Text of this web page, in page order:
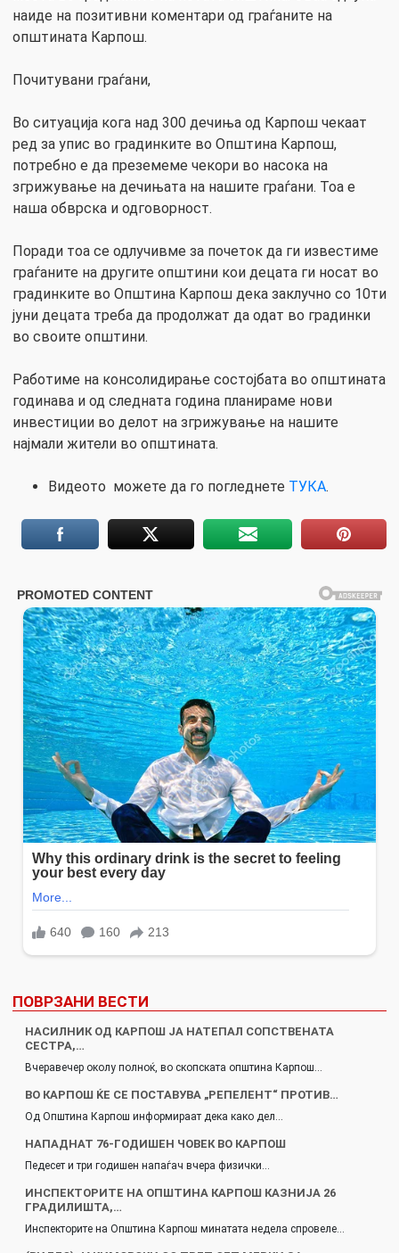
наиде на позитивни коментари од граѓаните на
општината Карпош.
Почитувани граѓани,
Во ситуација кога над 300 дечиња од Карпош чекаат
ред за упис во градинките во Општина Карпош,
потребно е да преземеме чекори во насока на
згрижување на дечињата на нашите граѓани. Тоа е
наша обврска и одговорност.
Поради тоа се одлучивме за почеток да ги известиме
граѓаните на другите општини кои децата ги носат во
градинките во Општина Карпош дека заклучно со 10ти
јуни децата треба да продолжат да одат во градинки
во своите општини.
Работиме на консолидирање состојбата во општината
годинава и од следната година планираме нови
инвестиции во делот на згрижување на нашите
најмали жители во општината.
Видеото можете да го погледнете ТУКА.
ПОВРЗАНИ ВЕСТИ
НАСИЛНИК ОД КАРПОШ ЈА НАТЕПАЛ СОПСТВЕНАТА
СЕСТРА,…
Вчеравечер околу полноќ, во скопската општина Карпош…
ВО КАРПОШ ЌЕ СЕ ПОСТАВУВА „РЕПЕЛЕНТ“ ПРОТИВ…
Од Општина Карпош информираат дека како дел…
НАПАДНАТ 76-ГОДИШЕН ЧОВЕК ВО КАРПОШ
Педесет и три годишен напаѓач вчера физички…
ИНСПЕКТОРИТЕ НА ОПШТИНА КАРПОШ КАЗНИЈА 26
ГРАДИЛИШТА,…
Инспекторите на Општина Карпош минатата недела спровеле…